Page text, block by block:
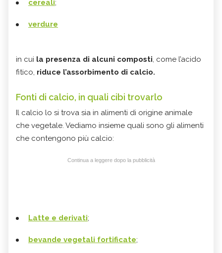
cereali;
verdure
in cui la presenza di alcuni composti, come l’acido
fitico, riduce l’assorbimento di calcio.
Fonti di calcio, in quali cibi trovarlo
Il calcio lo si trova sia in alimenti di origine animale
che vegetale. Vediamo insieme quali sono gli alimenti
che contengono più calcio:
Continua a leggere dopo la pubblicità
Latte e derivati;
bevande vegetali fortificate;